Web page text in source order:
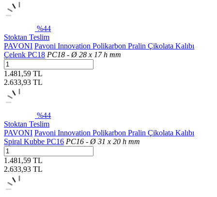
%44
Stoktan Teslim
PAVONI Pavoni Innovation Polikarbon Pralin Çikolata Kalıbı
Çelenk PC18 PC18 - Ø 28 x 17 h mm
1.481,59 TL
2.633,93 TL
%44
Stoktan Teslim
PAVONI Pavoni Innovation Polikarbon Pralin Çikolata Kalıbı
Spiral Kubbe PC16 PC16 - Ø 31 x 20 h mm
1.481,59 TL
2.633,93 TL